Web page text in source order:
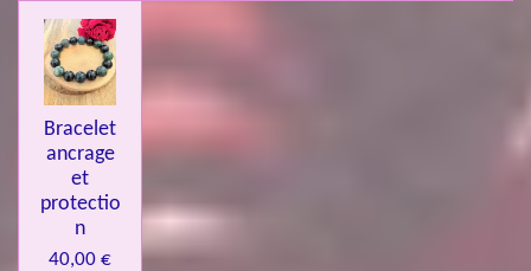
Bracelet
ancrage
et
protectio
n
40,00 €